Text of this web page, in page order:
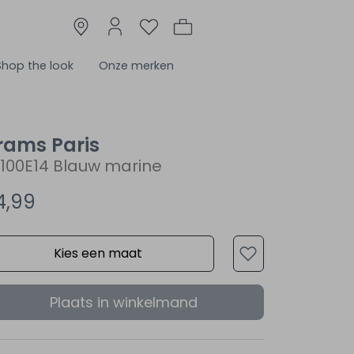
the look Onze merken
Paris
Blauw marine
Kies een maat
Plaats in winkelmand